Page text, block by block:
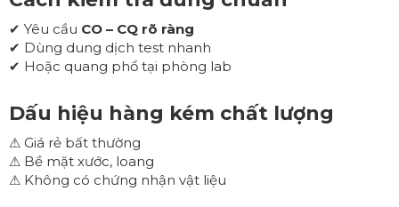
✔ Yêu cầu CO – CQ rõ ràng
✔ Dùng dung dịch test nhanh
✔ Hoặc quang phổ tại phòng lab
Dấu hiệu hàng kém chất lượng
⚠ Giá rẻ bất thường
⚠ Bề mặt xước, loang
⚠ Không có chứng nhận vật liệu